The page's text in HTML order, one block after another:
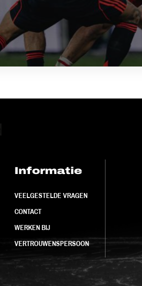
Informatie
VEELGESTELDE VRAGEN
CONTACT
WERKEN BIJ
VERTROUWENSPERSOON